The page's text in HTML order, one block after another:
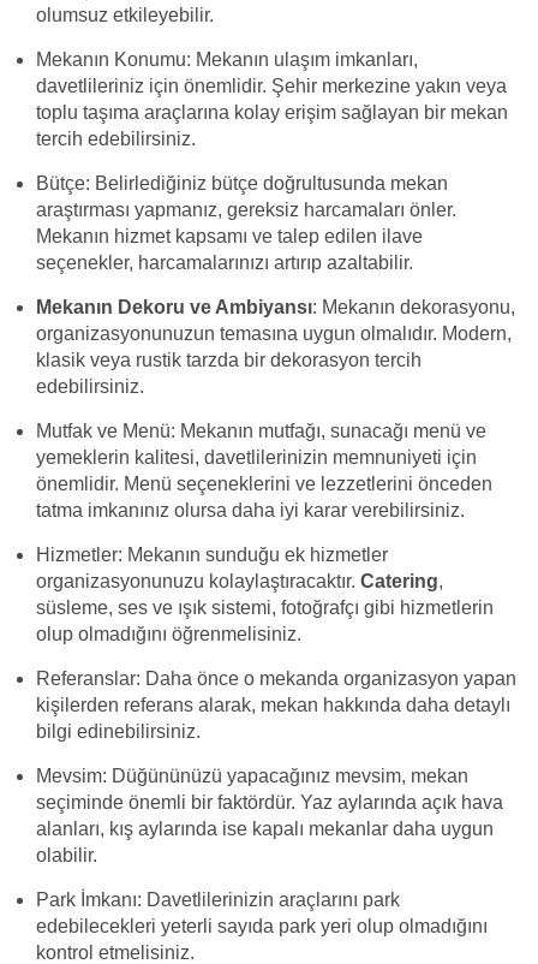
olumsuz etkileyebilir.
Mekanın Konumu: Mekanın ulaşım imkanları,
davetlileriniz için önemlidir. Şehir merkezine yakın veya
toplu taşıma araçlarına kolay erişim sağlayan bir mekan
tercih edebilirsiniz.
Bütçe: Belirlediğiniz bütçe doğrultusunda mekan
araştırması yapmanız, gereksiz harcamaları önler.
Mekanın hizmet kapsamı ve talep edilen ilave
seçenekler, harcamalarınızı artırıp azaltabilir.
Mekanın Dekoru ve Ambiyansı: Mekanın dekorasyonu,
organizasyonunuzun temasına uygun olmalıdır. Modern,
klasik veya rustik tarzda bir dekorasyon tercih
edebilirsiniz.
Mutfak ve Menü: Mekanın mutfağı, sunacağı menü ve
yemeklerin kalitesi, davetlilerinizin memnuniyeti için
önemlidir. Menü seçeneklerini ve lezzetlerini önceden
tatma imkanınız olursa daha iyi karar verebilirsiniz.
Hizmetler: Mekanın sunduğu ek hizmetler
organizasyonunuzu kolaylaştıracaktır. Catering,
süsleme, ses ve ışık sistemi, fotoğrafçı gibi hizmetlerin
olup olmadığını öğrenmelisiniz.
Referanslar: Daha önce o mekanda organizasyon yapan
kişilerden referans alarak, mekan hakkında daha detaylı
bilgi edinebilirsiniz.
Mevsim: Düğününüzü yapacağınız mevsim, mekan
seçiminde önemli bir faktördür. Yaz aylarında açık hava
alanları, kış aylarında ise kapalı mekanlar daha uygun
olabilir.
Park İmkanı: Davetlilerinizin araçlarını park
edebilecekleri yeterli sayıda park yeri olup olmadığını
kontrol etmelisiniz.